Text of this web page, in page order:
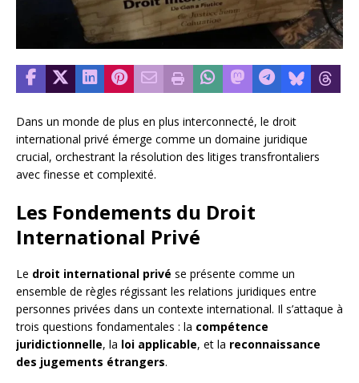
Dans un monde de plus en plus interconnecté, le droit
international privé émerge comme un domaine juridique
crucial, orchestrant la résolution des litiges transfrontaliers
avec finesse et complexité.
Les Fondements du Droit
International Privé
Le droit international privé se présente comme un
ensemble de règles régissant les relations juridiques entre
personnes privées dans un contexte international. Il s’attaque à
trois questions fondamentales : la compétence
juridictionnelle, la loi applicable, et la reconnaissance
des jugements étrangers.